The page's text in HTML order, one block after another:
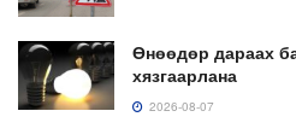
Өнөөдөр дараах
хязгаарлана
2026-08-07